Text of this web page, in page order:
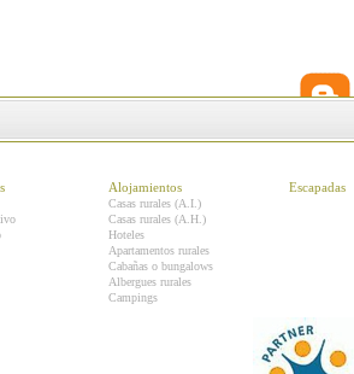
Alojamientos
Casas rurales (A.I.)
Casas rurales (A.H.)
Hoteles
Apartamentos rurales
Cabañas o bungalows
Albergues rurales
Campings
Escapadas